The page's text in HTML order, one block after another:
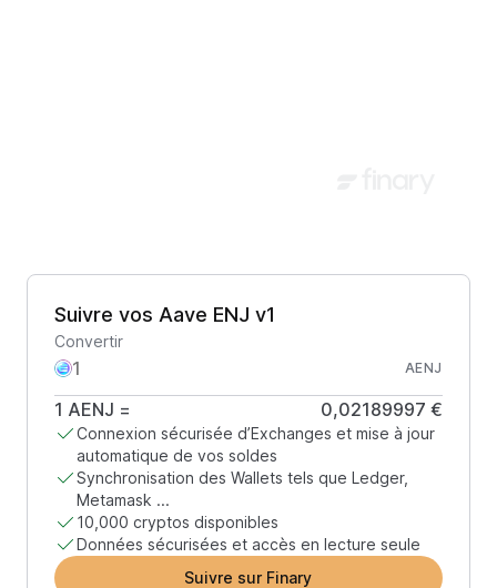
Suivre vos Aave ENJ v1
Convertir
AENJ
1 AENJ = 0,02189997 €
Connexion sécurisée d’Exchanges et mise à jour
automatique de vos soldes
Synchronisation des Wallets tels que Ledger,
Metamask ...
10,000 cryptos disponibles
Données sécurisées et accès en lecture seule
Suivre sur Finary